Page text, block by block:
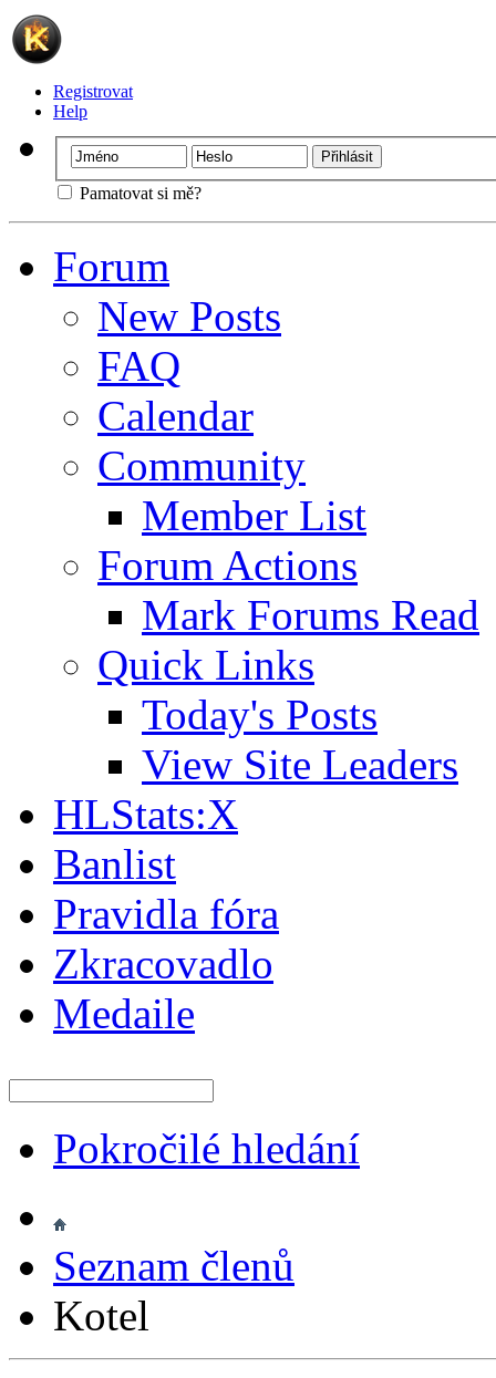
Registrovat
Help
Pamatovat si mě?
Forum
New Posts
FAQ
Calendar
Community
Member List
Forum Actions
Mark Forums Read
Quick Links
Today's Posts
View Site Leaders
HLStats:X
Banlist
Pravidla fóra
Zkracovadlo
Medaile
Pokročilé hledání
Seznam členů
Kotel